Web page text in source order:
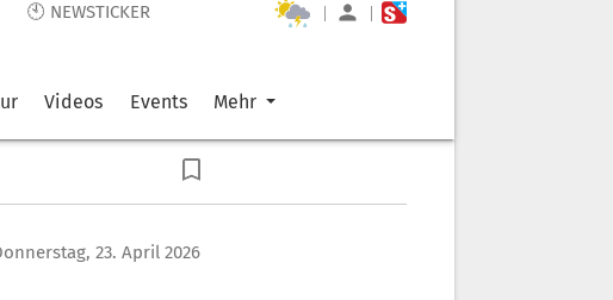
🕙 NEWSTICKER | |
Videos Events Mehr
23. April 2026